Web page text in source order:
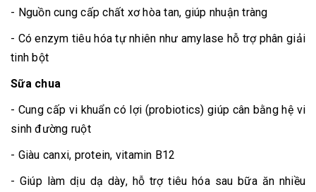
- Nguồn cung cấp chất xơ hòa tan, giúp nhuận tràng
- Có enzym tiêu hóa tự nhiên như amylase hỗ trợ phân giải
tinh bột
Sữa chua
- Cung cấp vi khuẩn có lợi (probiotics) giúp cân bằng hệ vi
sinh đường ruột
- Giàu canxi, protein, vitamin B12
- Giúp làm dịu dạ dày, hỗ trợ tiêu hóa sau bữa ăn nhiều